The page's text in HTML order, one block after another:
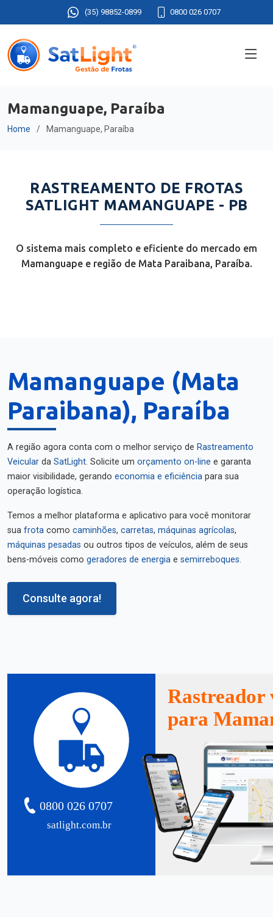
(35) 98852-0899 0800 026 0707
Mamanguape, Paraíba
Home Mamanguape, Paraíba
RASTREAMENTO DE FROTAS
SATLIGHT MAMANGUAPE - PB
O sistema mais completo e eficiente do mercado em
Mamanguape e região de Mata Paraibana, Paraíba.
Mamanguape (Mata
Paraibana), Paraíba
A região agora conta com o melhor serviço de Rastreamento
Veicular da SatLight. Solicite um orçamento on-line e garanta
maior visibilidade, gerando economia e eficiência para sua
operação logística.
Temos a melhor plataforma e aplicativo para você monitorar
sua frota como caminhões, carretas, máquinas agrícolas,
máquinas pesadas ou outros tipos de veículos, além de seus
bens-móveis como geradores de energia e semirreboques.
Consulte agora!
satlight.com.br
0800 026 0707
Rastreador
para